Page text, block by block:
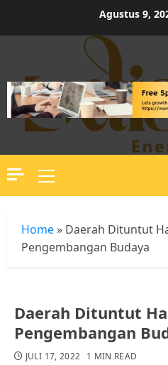
Agustus 9,
Primary
Menu
Home » Daerah Dituntut
Pengembangan Budaya
Daerah Dituntut
Pengembangan
JULI 17, 2022 1 MIN READ